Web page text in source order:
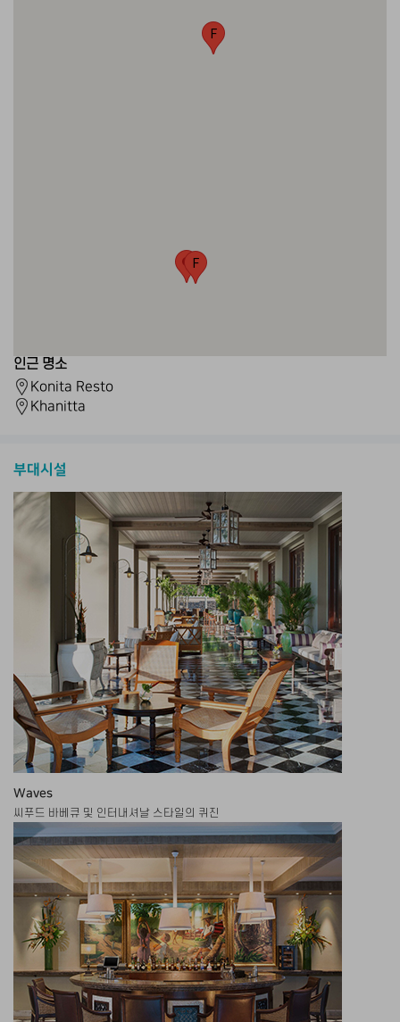
F
F
인근 명소
Konita Resto
Khanitta
부대시설
Waves
씨푸드 바베큐 및 인터내셔날 스타일의 퀴진